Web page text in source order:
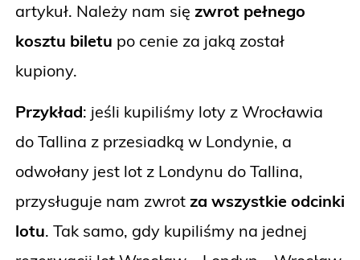
artykuł. Należy nam się zwrot pełnego
kosztu biletu po cenie za jaką został
kupiony.
Przykład: jeśli kupiliśmy loty z Wrocławia
do Tallina z przesiadką w Londynie, a
odwołany jest lot z Londynu do Tallina,
przysługuje nam zwrot za wszystkie odcinki
lotu. Tak samo, gdy kupiliśmy na jednej